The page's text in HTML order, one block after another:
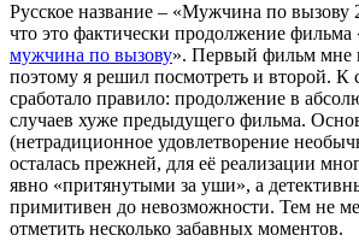
Русское название – «Мужчина по вызову
что это фактически продолжение фильма
мужчина по вызову». Первый фильм мне
поэтому я решил посмотреть и второй. К
сработало правило: продолжение в
случаев хуже предыдущего фильма.
(нетрадиционное удовлетворение
осталась прежней, для её реализации
явно «притянутыми за уши», а
примитивен до невозможности. Тем не
отметить несколько забавных моментов.